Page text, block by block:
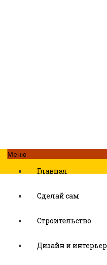
Меню
Главная
Сделай сам
Строительство
Дизайн и интерьер